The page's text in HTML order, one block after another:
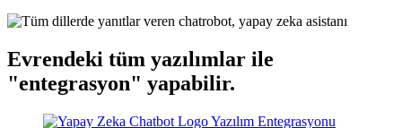
Evrendeki tüm yazılımlar ile
"entegrasyon" yapabilir.